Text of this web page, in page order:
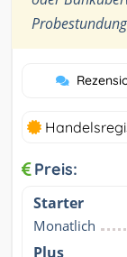
Preis:
Starter
Monatlich
Plus